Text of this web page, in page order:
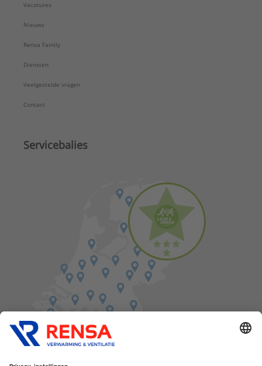
Vacatures
Nieuws
Rensa Family
Diensten
Veelgestelde vragen
Contact
Servicebalies